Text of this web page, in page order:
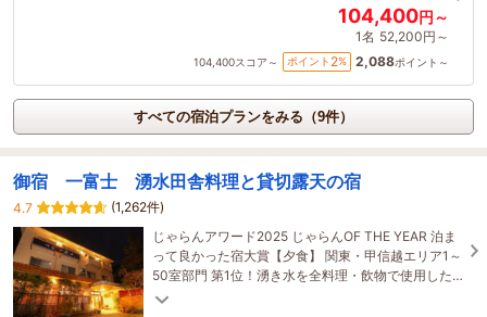
104,400円～
1名 52,200円～
104,400スコア～ ポイント 2% 2,088ポイント～
すべての宿泊プランをみる（9件）
御宿 一富士 湧水田舎料理と貸切露天の宿
4.7
(1,262件)
じゃらんアワード2025 じゃらんOF THE YEAR 泊ま
って良かった宿大賞【夕食】 関東・甲信越エリア1～
50室部門 第1位！湧き水を全料理・飲物で使用した
田舎料理に舌鼓！手作りの麦麹、米麹の味噌汁は絶